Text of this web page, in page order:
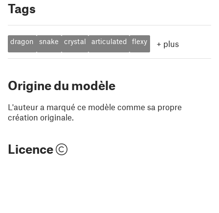
Tags
dragon snake crystal articulated flexy + plus
Origine du modèle
L'auteur a marqué ce modèle comme sa propre
création originale.
Licence